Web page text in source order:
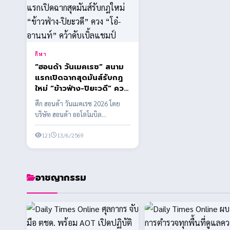
กีฬา
“ฮอนด้า วันเมคเรซ” สนาม
แรกเปิดฉากสุดมันส์รับกฎ
ใหม่ “ข้าวฟ่าง-ปิยะวดี” ควง
“โอ๋-อานนท์” คว้าดับเบิ้ล
แชมป์
ศึก ฮอนด้า วันเมคเรซ 2026 โดย
บริษัท ฮอนด้า ออโตโมบิล
(ประเทศไทย) จำกัด ร่วมกับ บริษัท
กรังด์ปรีซ์ ...
121 13/6/2569
อาชญากรรม